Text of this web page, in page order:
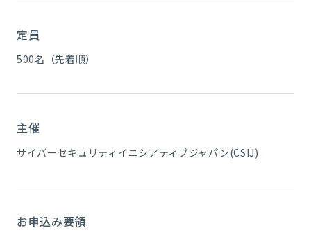
定員
500名（先着順）
主催
サイバーセキュリティイニシアティブジャパン(CSIJ)
お申込み要領